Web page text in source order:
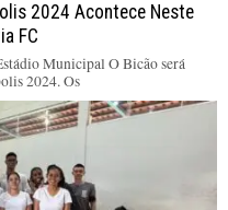
2024 Acontece Neste
FC
Municipal O Bicão será
2024. Os